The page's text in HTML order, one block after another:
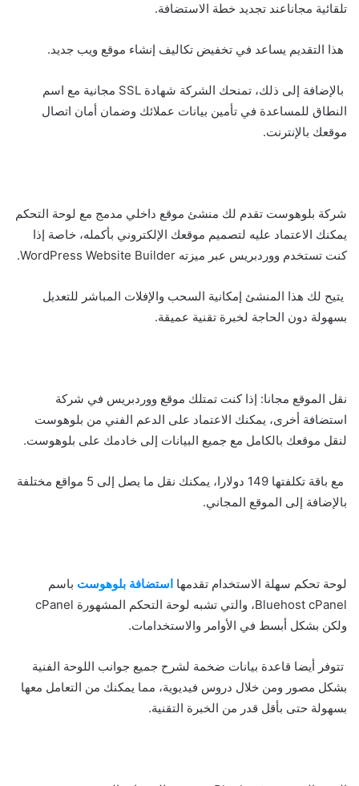
تلقائية مجاناعند تجديد خطة الاستضافة.
هذا التقديم يساعد في تخفيض تكاليف إنشاء موقع ويب جديد.
بالإضافة إلى ذلك، تمنحك الشركة شهادة SSL مجانية مع اسم
النطاق للمساعدة في تأمين بيانات عملائك وضمان أمان اتصال
موقعك بالإنترنت.
شركة بلوهوست تقدم لك منشئ موقع داخلي مدمج مع لوحة التحكم
يمكنك الاعتماد عليه لتصميم موقعك الإلكتروني بأكمله، خاصة إذا
كنت تستخدم ووردبريس عبر ميزته WordPress Website Builder.
يتيح لك هذا المنشئ إمكانية السحب والإفلات المباشر للتعديل
بسهولة دون الحاجة لخبرة تقنية عميقة.
نقل الموقع مجانا: إذا كنت تمتلك موقع ووردبريس في شركة
استضافة أخرى، يمكنك الاعتماد على الدعم الفني من بلوهوست
لنقل موقعك بالكامل مع جميع البيانات إلى خادمك على بلوهوست.
مع باقة تكلفتها 149 دولارا، يمكنك نقل ما يصل إلى 5 مواقع مختلفة
بالإضافة إلى الموقع المجاني.
استضافة بلوهوست باسم
Bluehost cPanel، والتي تشبه لوحة التحكم المشهورة cPanel
ولكن بشكل أبسط في الأوامر والاستخدامات.
تتوفر أيضا قاعدة بيانات ضخمة لشرح جميع جوانب اللوحة الفنية
بشكل مصور ومن خلال دروس فيديوية، مما يمكنك من التعامل معها
بسهولة حتى بأقل قدر من الخبرة التقنية.